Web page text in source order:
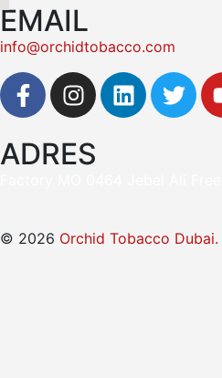
EMAIL
info@orchidtobacco.com
ADRES
© 2026 Orchid Tobacco Dubai.